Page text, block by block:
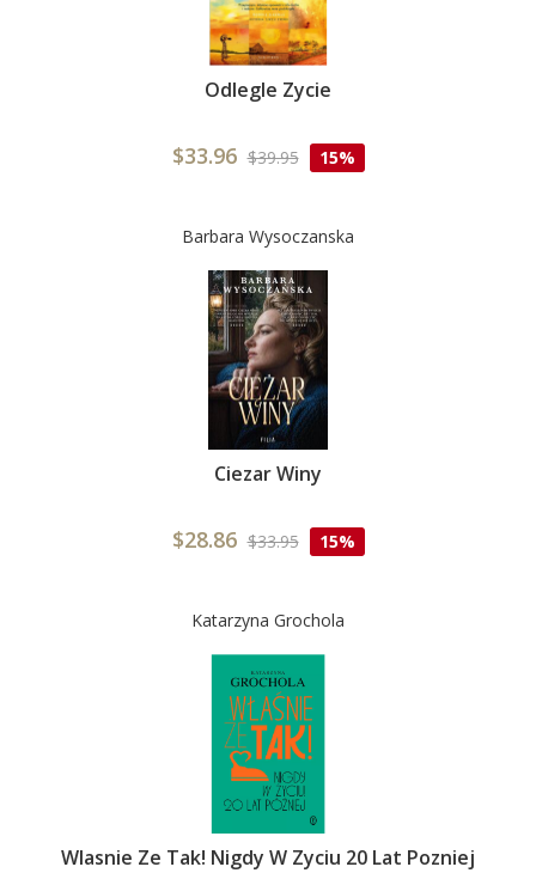
Odlegle Zycie
$33.96 $39.95 15%
Barbara Wysoczanska
Ciezar Winy
$28.86 $33.95 15%
Katarzyna Grochola
Wlasnie Ze Tak! Nigdy W Zyciu 20 Lat Pozniej